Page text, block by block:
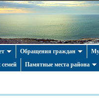
Обращения граждан
Памятные места района